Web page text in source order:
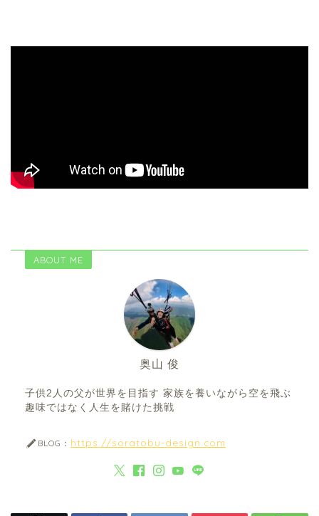
ABOUT ME
奥山 俊
子供2人の父が世界を目指す 家族を養いながら空を飛ぶ
趣味ではなく人生を賭けた挑戦
BLOG： https://soratobu-design.com